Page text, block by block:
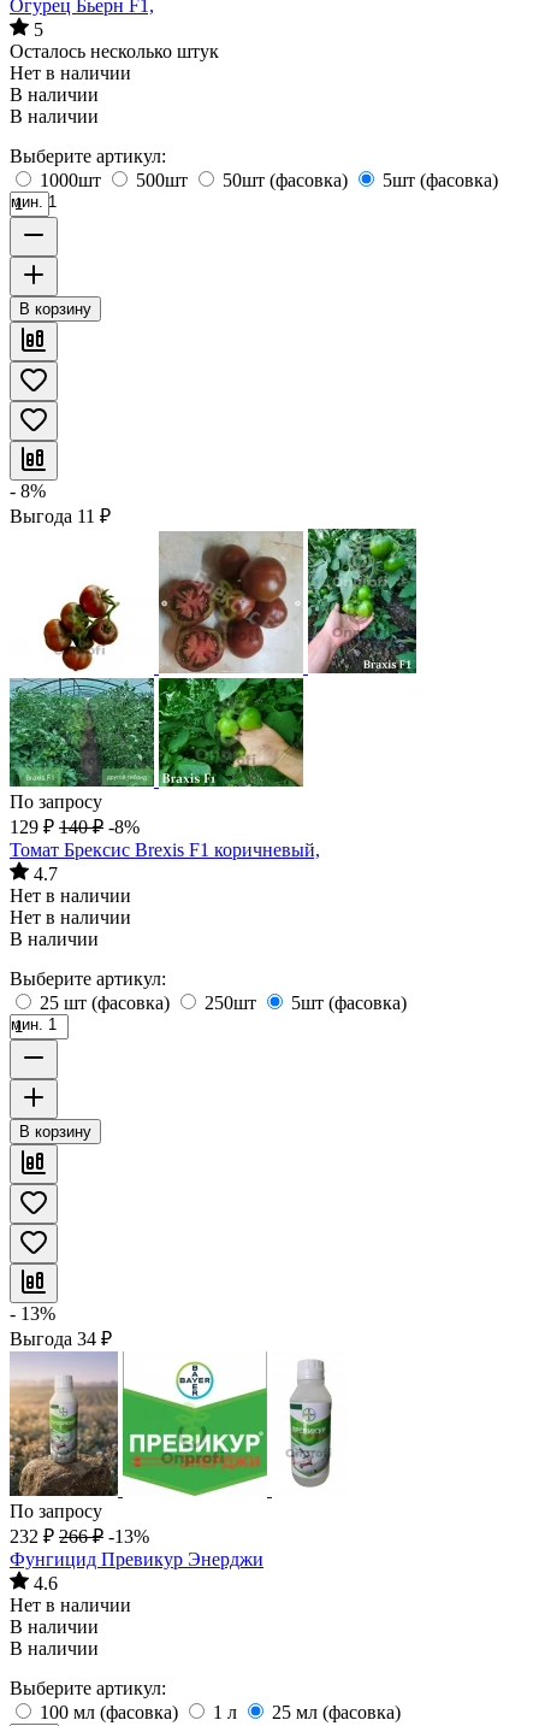
Огурец Бьерн F1,
5
Осталось несколько штук
Нет в наличии
В наличии
В наличии
Выберите артикул:
1000шт
500шт 50шт (фасовка) 5шт (фасовка)
мин. 1
В корзину
- 8%
Выгода 11 ₽
По запросу
129 ₽ 140 ₽ -8%
Томат Брексис Brexis F1 коричневый,
4.7
Нет в наличии
Нет в наличии
В наличии
Выберите артикул:
25 шт (фасовка)
250шт 5шт (фасовка)
мин. 1
В корзину
- 13%
Выгода 34 ₽
По запросу
232 ₽ 266 ₽ -13%
Фунгицид Превикур Энерджи
4.6
Нет в наличии
В наличии
В наличии
Выберите артикул:
100 мл (фасовка)
1 л 25 мл (фасовка)